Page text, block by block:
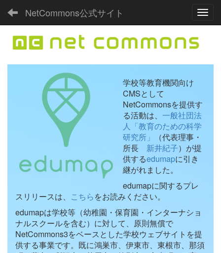
NetCommons公式サイト
学校等教育機関向け
CMSとして
NetCommonsを提供す
る活動は、 一般社団法
人「教育のための科学
研究所」
（代表理事・
所長 新井紀子）が提
供するedumapに引き
継がれました。
edumapに関するプレ
スリリースは、 こちらをお読みください。
edumapは学校等（幼稚園・保育園・インターナショ
ナルスクールを含む）に対して、原則無償で
NetCommons3をベースとした学校ウェブサイトを提
供する事業です。既に鴻巣市、伊東市、東根市、那須